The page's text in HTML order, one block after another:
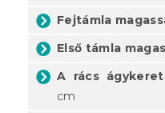
Fejtámla
Első támla
A rács
cm